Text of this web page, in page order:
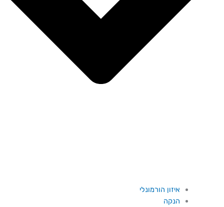
איזון הורמונלי
הנקה